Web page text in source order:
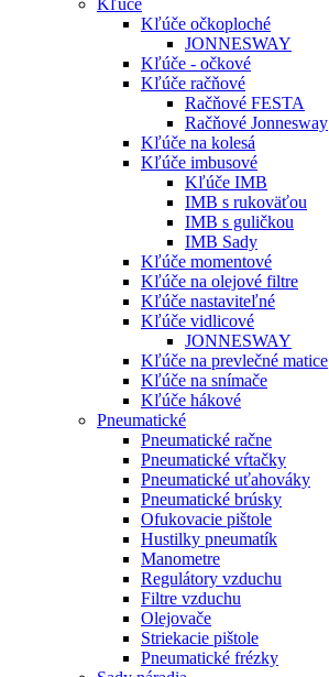
Kľúče
Kľúče očkoploché
JONNESWAY
Kľúče - očkové
Kľúče račňové
Račňové FESTA
Račňové Jonnesway
Kľúče na kolesá
Kľúče imbusové
Kľúče IMB
IMB s rukoväťou
IMB s guličkou
IMB Sady
Kľúče momentové
Kľúče na olejové filtre
Kľúče nastaviteľné
Kľúče vidlicové
JONNESWAY
Kľúče na prevlečné matice
Kľúče na snímače
Kľúče hákové
Pneumatické
Pneumatické račne
Pneumatické vŕtačky
Pneumatické uťahováky
Pneumatické brúsky
Ofukovacie pištole
Hustilky pneumatík
Manometre
Regulátory vzduchu
Filtre vzduchu
Olejovače
Striekacie pištole
Pneumatické frézky